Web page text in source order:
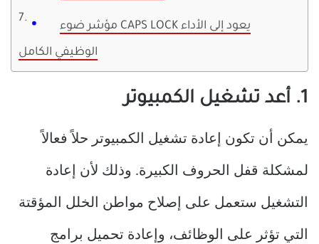
مؤشر ضوء CAPS LOCK يعود إلى الأداء
الوظيفي الكامل
1. أعد تشغيل الكمبيوتر
يمكن أن تكون إعادة تشغيل الكمبيوتر حلاً فعالاً
لمشكلة قفل الحروف الكبيرة. وذلك لأن إعادة
التشغيل ستعمل على إصلاح مواطن الخلل المؤقتة
التي تؤثر على الوظائف، وإعادة تحميل برامج